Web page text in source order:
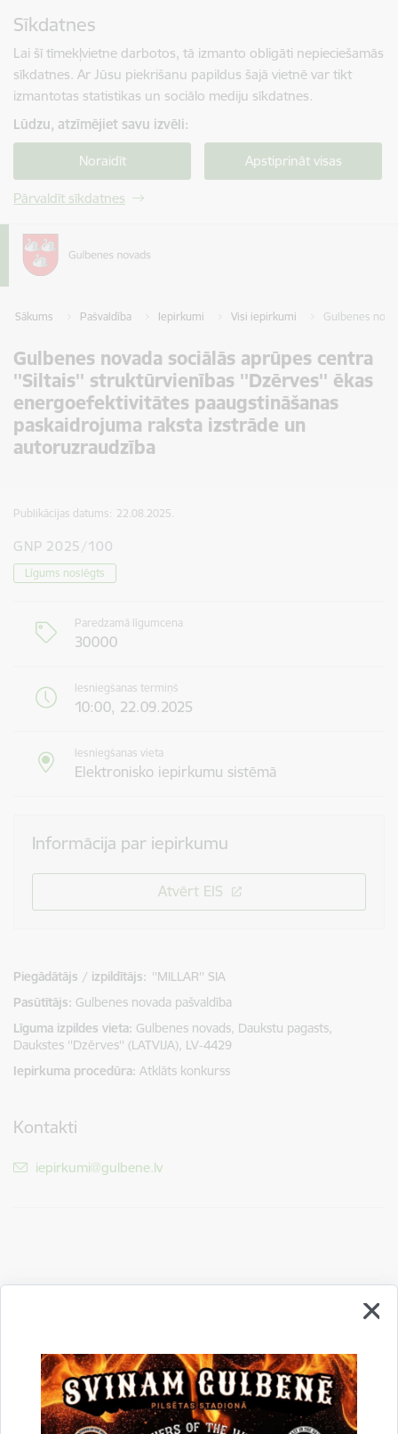
Sīkdatnes
Lai šī tīmekļvietne darbotos, tā izmanto obligāti nepieciešamās
sīkdatnes. Ar Jūsu piekrišanu papildus šajā vietnē var tikt
izmantotas statistikas un sociālo mediju sīkdatnes.
Lūdzu, atzīmējiet savu izvēli:
Noraidīt Apstiprināt visas
Pārvaldīt sīkdatnes
Sākums Pašvaldība Iepirkumi Visi iepirkumi Gulbenes
Gulbenes novada sociālās aprūpes centra
''Siltais'' struktūrvienības ''Dzērves'' ēkas
energoefektivitātes paaugstināšanas
paskaidrojuma raksta izstrāde un
autoruzraudzība
Publikācijas datums: 22.08.2025.
GNP 2025/100
Līgums noslēgts
Paredzamā līgumcena
30000
Iesniegšanas termiņš
10:00, 22.09.2025
Iesniegšanas vieta
Elektronisko iepirkumu sistēmā
Informācija par iepirkumu
Atvērt EIS
Piegādātājs / izpildītājs: ''MILLAR'' SIA
Pasūtītājs Gulbenes novada pašvaldība
Līguma izpildes vieta Gulbenes novads, Daukstu pagasts,
Daukstes ''Dzērves'' (LATVIJA), LV-4429
Iepirkuma procedūra Atklāts konkurss
Kontakti
E-pasts:
iepirkumi@gulbene.lv